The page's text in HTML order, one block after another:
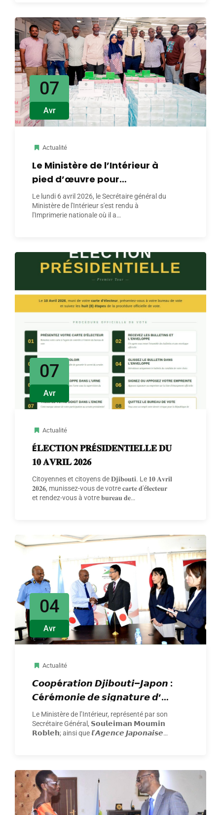
07
Avr
Actualité
Le Ministère de l’Intérieur à
pied d’œuvre pour
l’organisation de l’élection
présidentielle de 2026
Le lundi 6 avril 2026, le Secrétaire général du
Ministère de l'Intérieur s'est rendu à
l'Imprimerie nationale où il a…
07
Avr
Actualité
É𝐋𝐄𝐂𝐓𝐈𝐎𝐍 𝐏𝐑É𝐒𝐈𝐃𝐄𝐍𝐓𝐈𝐄𝐋𝐋𝐄 𝐃𝐔
𝟏𝟎 𝐀𝐕𝐑𝐈𝐋 𝟐𝟎𝟐𝟔
Citoyennes et citoyens de 𝐃𝐣𝐢𝐛𝐨𝐮𝐭𝐢. Le 𝟏𝟎 𝐀𝐯𝐫𝐢𝐥
𝟐𝟎𝟐𝟔, munissez-vous de votre 𝐜𝐚𝐫𝐭𝐞 𝐝'é𝐥𝐞𝐜𝐭𝐞𝐮𝐫
et rendez-vous à votre 𝐛𝐮𝐫𝐞𝐚𝐮 𝐝𝐞…
04
Avr
Actualité
𝘾𝙤𝙤𝙥é𝙧𝙖𝙩𝙞𝙤𝙣 𝘿𝙟𝙞𝙗𝙤𝙪𝙩𝙞–𝙅𝙖𝙥𝙤𝙣 :
𝘾é𝙧é𝙢𝙤𝙣𝙞𝙚 𝙙𝙚 𝙨𝙞𝙜𝙣𝙖𝙩𝙪𝙧𝙚 𝙙’𝙪𝙣
𝙡𝙤𝙩 𝙙𝙚 𝙢𝙖𝙩é𝙧𝙞𝙚𝙡𝙨
Le Ministère de l’Intérieur, représenté par son
Secrétaire Général, 𝗦𝗼𝘂𝗹𝗲𝗶𝗺𝗮𝗻 𝗠𝗼𝘂𝗺𝗶𝗻
𝗥𝗼𝗯𝗹𝗲𝗵; ainsi que 𝙡’𝘼𝙜𝙚𝙣𝙘𝙚 𝙅𝙖𝙥𝙤𝙣𝙖𝙞𝙨𝙚